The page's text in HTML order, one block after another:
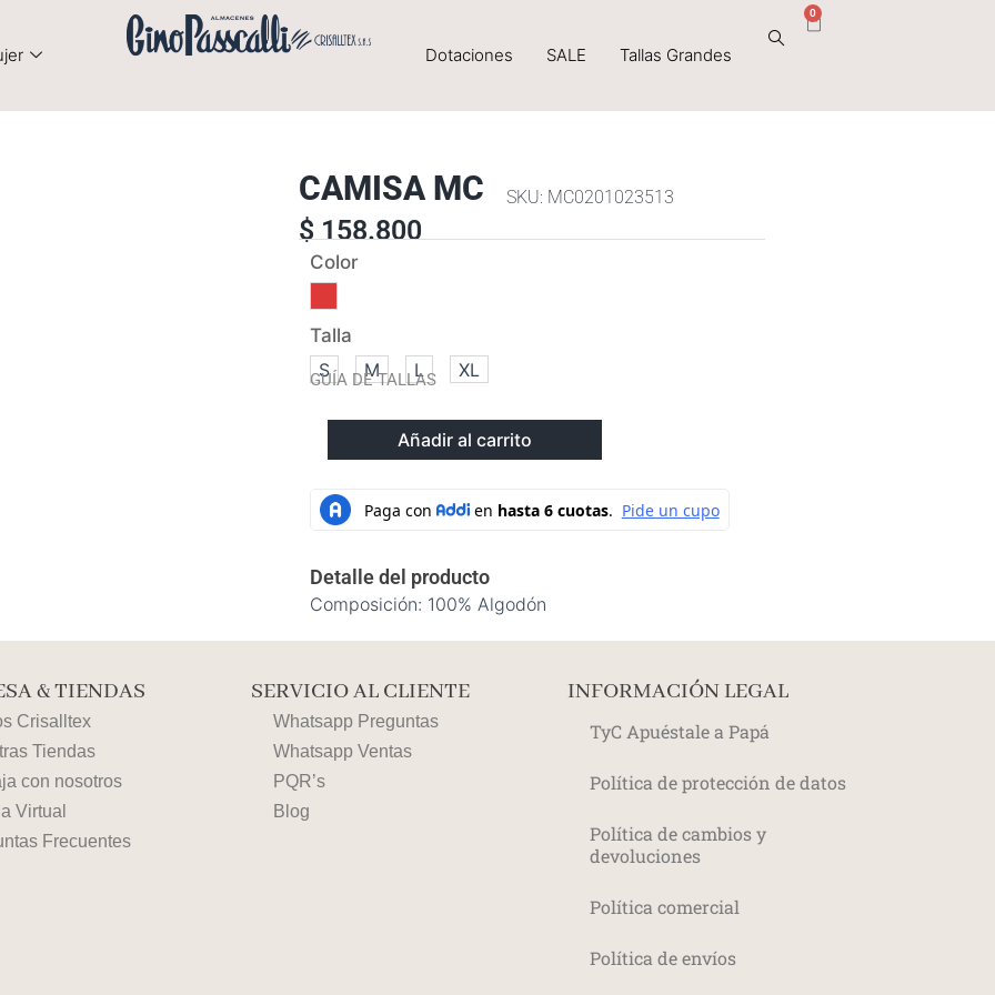
Dotaciones SALE Tallas Grandes
0
Cart
CAMISA MC SKU: MC0201023513
$158.800
Color
Talla
S
M L XL
CAMISA
MC
cantidad
Añadir al carrito
GUÍA DE TALLAS
Detalle del producto
Composición: 100% Algodón
& TIENDAS
Crisalltex
Tiendas
con nosotros
Virtual
Frecuentes
SERVICIO AL CLIENTE
Whatsapp Preguntas
Whatsapp Ventas
PQR’s
Blog
INFORMACIÓN LEGAL
TyC Apuéstale a Papá
Política de protección de datos
Política de cambios y
devoluciones
Política comercial
Política de envíos